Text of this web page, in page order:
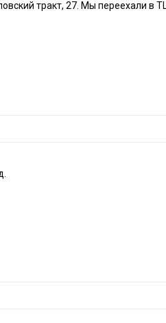
тракт, 27. Мы переехали в